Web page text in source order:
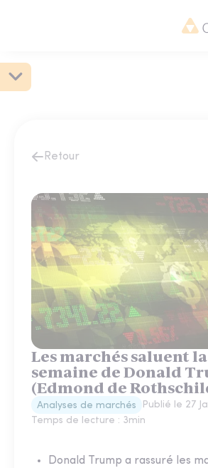
Retour
Les marchés saluent
semaine de Donald
(Edmond de
Analyses de marchés Publié le 27
Temps de lecture : 3min
Donald Trump a rassuré les